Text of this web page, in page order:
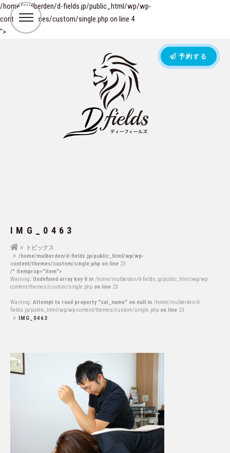
/home/mulberden/d-fields.jp/public_html/wp/wp-
content/themes/custom/single.php on line 4
">
予約する
IMG_0463
トピックス
/home/mulberden/d-fields.jp/public_html/wp/wp-
content/themes/custom/single.php on line 23
/" itemprop="item">
Warning: Undefined array key 0 in /home/mulberden/d-fields.jp/public_html/wp/wp-
content/themes/custom/single.php on line 23
Warning: Attempt to read property "cat_name" on null in /home/mulberden/d-
fields.jp/public_html/wp/wp-content/themes/custom/single.php on line 23
IMG_0463